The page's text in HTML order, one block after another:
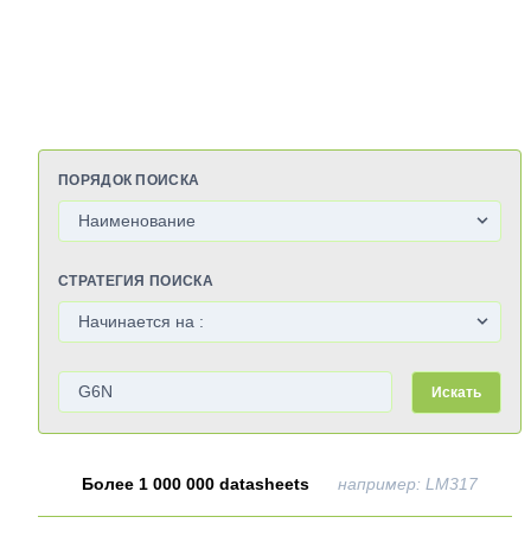
ПОРЯДОК ПОИСКА
СТРАТЕГИЯ ПОИСКА
Искать
Более 1 000 000 datasheets например: LM317